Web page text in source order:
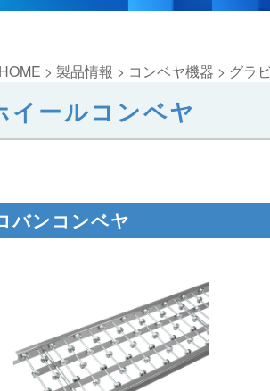
HOME > 製品情報 > コンベヤ機器 > グラ
イールコンベヤ
バンコンベヤ